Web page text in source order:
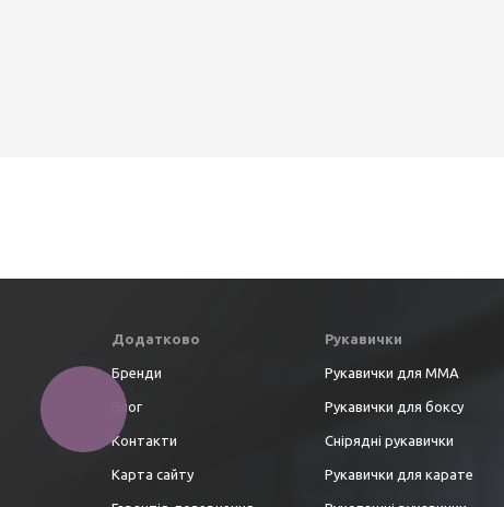
Додатково
Бренди
Блог
Контакти
Карта сайту
Рукавички
Рукавички для ММА
Рукавички для боксу
Снірядні рукавички
Рукавички для карате